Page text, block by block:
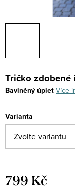
Tričko zdobené
Bavlněný úplet Více
Varianta
799 Kč